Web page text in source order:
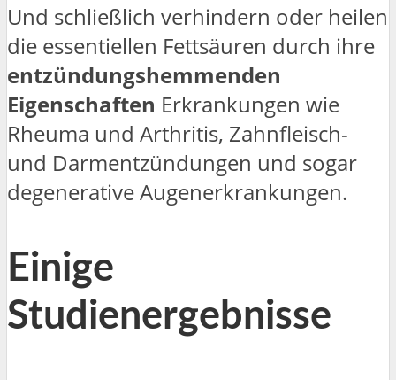
Und schließlich verhindern oder heilen
die essentiellen Fettsäuren durch ihre
entzündungshemmenden
Eigenschaften Erkrankungen wie
Rheuma und Arthritis, Zahnfleisch-
und Darmentzündungen und sogar
degenerative Augenerkrankungen.
Einige
Studienergebnisse